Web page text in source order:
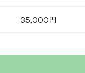
35,000円
102号室